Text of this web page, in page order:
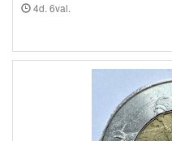
4d. 6val.